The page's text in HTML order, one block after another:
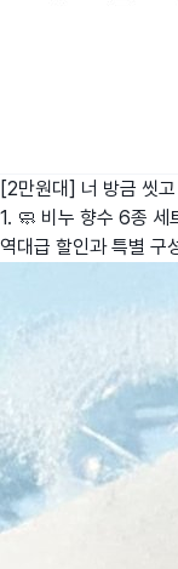
[2만원대] 너 방금 씻
1. 🧼 비누 향수 6종 세
역대급 할인과 특별 구